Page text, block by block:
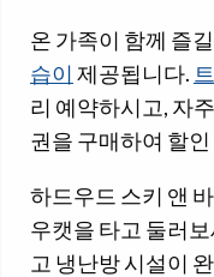
온 가족이 함께 즐
습이 제공됩니다.
리 예약하시고, 자
권을 구매하여 할
하드우드 스키 앤
우캣을 타고 둘러
고 냉난방 시설이